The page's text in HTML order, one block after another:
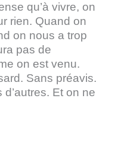
qu’à vivre, on
rien. Quand on
on nous a trop
pas de
on est venu.
Sans préavis.
Et on ne